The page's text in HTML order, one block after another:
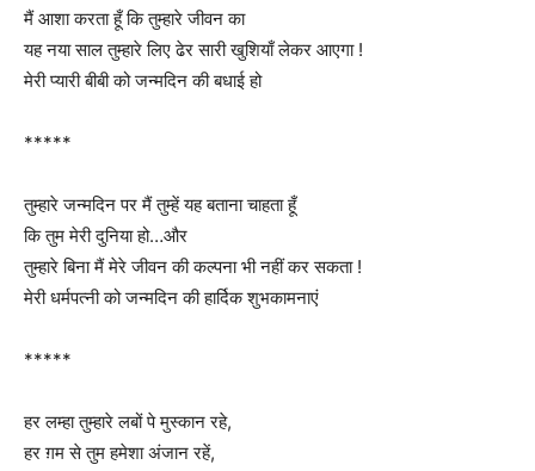
मैं आशा करता हूँ कि तुम्हारे जीवन का
यह नया साल तुम्हारे लिए ढेर सारी खुशियाँ लेकर आएगा !
मेरी प्यारी बीबी को जन्मदिन की बधाई हो
*****
तुम्हारे जन्मदिन पर मैं तुम्हें यह बताना चाहता हूँ
कि तुम मेरी दुनिया हो…और
तुम्हारे बिना मैं मेरे जीवन की कल्पना भी नहीं कर सकता !
मेरी धर्मपत्नी को जन्मदिन की हार्दिक शुभकामनाएं
*****
हर लम्हा तुम्हारे लबों पे मुस्कान रहे,
हर ग़म से तुम हमेशा अंजान रहें,